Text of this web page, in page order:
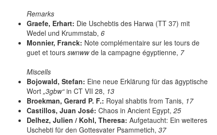
Remarks
Graefe, Erhart: Die Uschebtis des Harwa (TT 37) mit
Wedel und Krummstab, 6
Monnier, Franck: Note complémentaire sur les tours de
guet et tours swnwwde la campagne égyptienne, 7
Miscells
Bojowald, Stefan: Eine neue Erklärung für das ägyptische
Wort „3gbw“in CT VII 28, 13
Broekman, Gerard P. F.: Royal shabtis from Tanis, 17
Castillos, Juan José: Chaos in Ancient Egypt, 25
Delhez, Julien / Kohl, Theresa: Aufgetaucht: Ein weiteres
Uschebti für den Gottesvater Psammetich, 37